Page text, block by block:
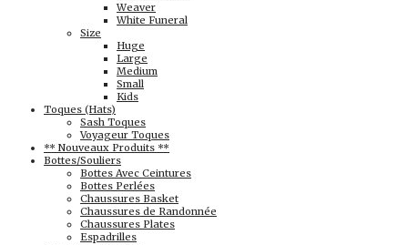
Weaver
White Funeral
Size
Huge
Large
Medium
Small
Kids
Toques (Hats)
Sash Toques
Voyageur Toques
** Nouveaux Produits **
Bottes/Souliers
Bottes Avec Ceintures
Bottes Perlées
Chaussures Basket
Chaussures de Randonnée
Chaussures Plates
Espadrilles